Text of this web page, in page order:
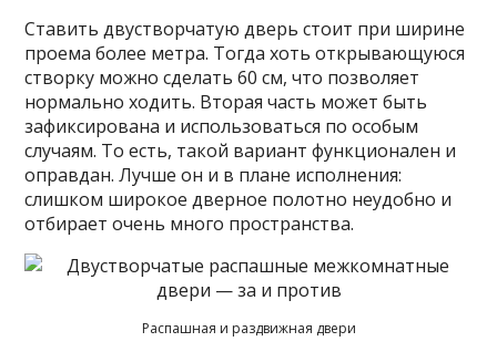
Ставить двустворчатую дверь стоит при ширине
проема более метра. Тогда хоть открывающуюся
створку можно сделать 60 см, что позволяет
нормально ходить. Вторая часть может быть
зафиксирована и использоваться по особым
случаям. То есть, такой вариант функционален и
оправдан. Лучше он и в плане исполнения:
слишком широкое дверное полотно неудобно и
отбирает очень много пространства.
Распашная и раздвижная двери